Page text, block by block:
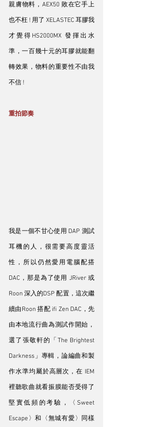
親膚物料，AEX50 敗在它手上
也不枉 ! 用了 XELASTEC 耳膠我
才覺得HS2000MX 發揮出水
準，一百幾十元的耳膠就能翻
轉效果，物料的重要性不由我
不信 !
重拍節奏
我是一個不甘心使用 DAP 測試
耳機的人，很需要高度靈活
性，所以仍然愛用電腦配搭
DAC，那是為了使用 JRiver 或
Roon 深入的DSP 配置，這次繼
續由Roon 搭配 ifi Zen DAC，先
由本地流行曲為測試作開始，
選了張敬軒的「The Brightest
Darkness」專輯，論編曲和製
作水準均屬於高層次，在 IEM
裡聽歌曲就看振膜能否受得了
堅實低頻的考驗，〈Sweet
Escape〉和〈無城有愛〉同樣